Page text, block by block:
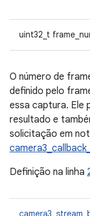
uint32_t
O número de
definido pelo
essa captura. Ele
resultado e
solicitação em
Definição na linha